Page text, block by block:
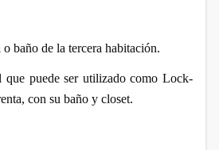
baño de la tercera habitación.
puede ser utilizado como Lock-
con su baño y closet.